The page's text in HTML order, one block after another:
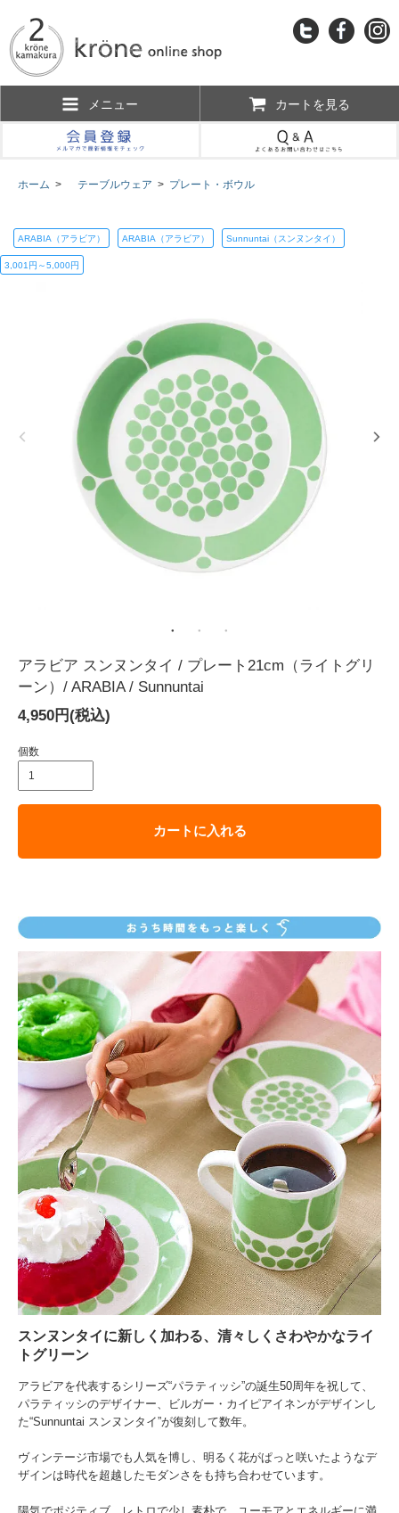
メニュー カートを見る
ホーム > テーブルウェア > プレート・ボウル
ARABIA（アラビア） ARABIA（アラビア） Sunnuntai（スンヌンタイ）
3,001円～5,000円
アラビア スンヌンタイ / プレート21cm（ライトグリ
ーン）/ ARABIA / Sunnuntai
4,950円(税込)
個数
カートに入れる
スンヌンタイに新しく加わる、清々しくさわやかなライ
トグリーン
アラビアを代表するシリーズ“パラティッシ”の誕生50周年を祝して、
パラティッシのデザイナー、ビルガー・カイピアイネンがデザインし
た“Sunnuntai スンヌンタイ”が復刻して数年。
ヴィンテージ市場でも人気を博し、明るく花がぱっと咲いたようなデ
ザインは時代を超越したモダンさをも持ち合わせています。